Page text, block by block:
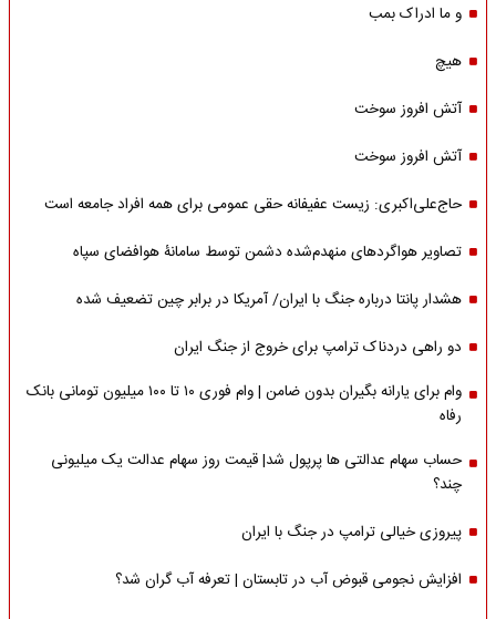
و ما ادراک بمب
هیچ
آتش افروز سوخت
آتش افروز سوخت
حاج‌علی‌اکبری: زیست عفیفانه حقی عمومی برای همه افراد جامعه است
تصاویر هواگردهای منهدم‌شده دشمن توسط سامانۀ هوافضای سپاه
هشدار پانتا درباره جنگ با ایران/ آمریکا در برابر چین تضعیف شده
دو راهی دردناک ترامپ برای خروج از جنگ ایران
وام برای یارانه بگیران بدون ضامن | وام فوری ۱۰ تا ۱۰۰ میلیون تومانی بانک
رفاه
حساب سهام عدالتی ها پرپول شد| قیمت روز سهام عدالت یک میلیونی
چند؟
پیروزی خیالی ترامپ در جنگ با ایران
افزایش نجومی قبوض آب در تابستان | تعرفه آب گران شد؟